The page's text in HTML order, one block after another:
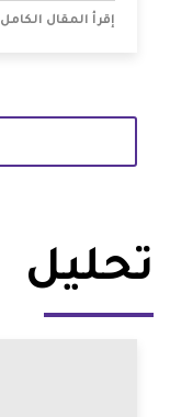
إقرأ المقال الكامل
تحليل